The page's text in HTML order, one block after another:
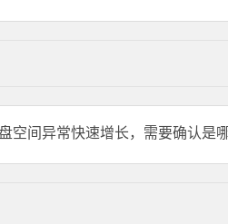
空间异常快速增长，需要确认是